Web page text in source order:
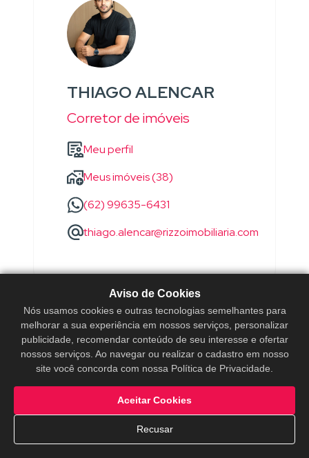
THIAGO ALENCAR
Corretor de imóveis
Meu perfil
Meus imóveis (38)
(62) 99635-6431
thiago.alencar@rizzoimobiliaria.com
WANDERSON
SOARES
Aviso de Cookies
Nós usamos cookies e outras tecnologias semelhantes para
melhorar a sua experiência em nossos serviços, personalizar
publicidade, recomendar conteúdo de seu interesse e ofertar
nossos serviços. Ao navegar ou realizar o cadastro em nosso
site você concorda com nossa Política de Privacidade.
Recusar
Aceitar Cookies